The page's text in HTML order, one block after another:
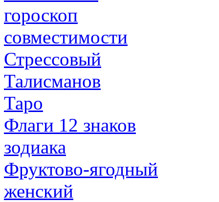
гороскоп
совместимости
Стрессовый
Талисманов
Таро
Флаги 12 знаков
зодиака
Фруктово-ягодный
женский